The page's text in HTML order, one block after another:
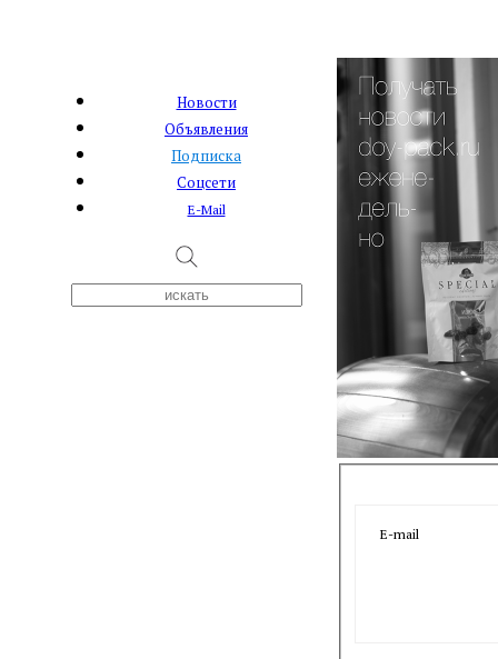
Новости
Объявления
Подписка
Соцсети
E-Mail
E-mail